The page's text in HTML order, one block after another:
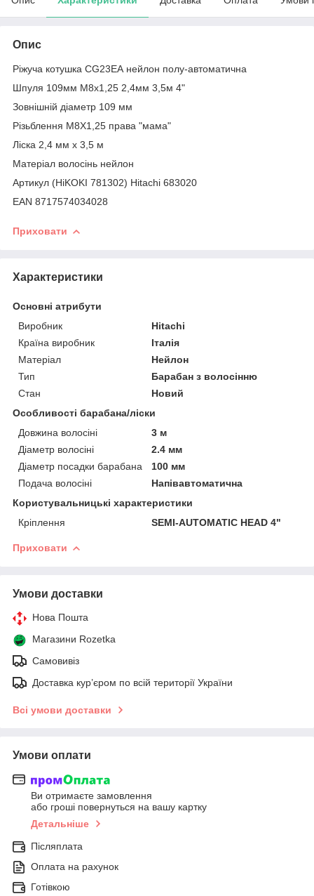
Опис
Ріжуча котушка CG23EA нейлон полу-автоматична
Шпуля 109мм M8х1,25 2,4мм 3,5м 4"
Зовнішній діаметр 109 мм
Різьблення M8X1,25 права "мама"
Ліска 2,4 мм х 3,5 м
Матеріал волосінь нейлон
Артикул (HiKOKI 781302) Hitachi 683020
EAN 8717574034028
Приховати
Характеристики
Основні атрибути
Виробник
Hitachi
Країна виробник
Італія
Матеріал
Нейлон
Тип
Барабан з волосінню
Стан
Новий
Особливості барабана/ліски
Довжина волосіні
3 м
Діаметр волосіні
2.4 мм
Діаметр посадки барабана
100 мм
Подача волосіні
Напівавтоматична
Користувальницькі характеристики
Кріплення
SEMI-AUTOMATIC HEAD 4"
Приховати
Умови доставки
Нова Пошта
Магазини Rozetka
Самовивіз
Доставка кур’єром по всій території України
Всі умови доставки
Умови оплати
Ви отримаєте замовлення
або гроші повернуться на вашу картку
Детальніше
Післяплата
Оплата на рахунок
Готівкою